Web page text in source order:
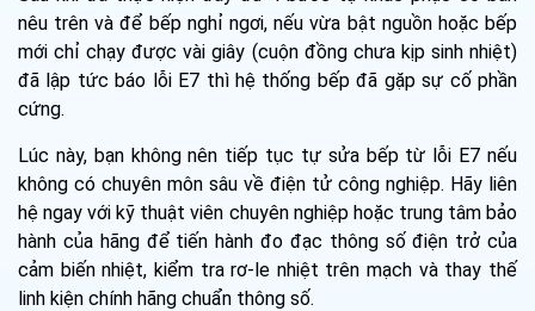
nêu trên và để bếp nghỉ ngơi, nếu vừa bật nguồn hoặc bếp
mới chỉ chạy được vài giây (cuộn đồng chưa kịp sinh nhiệt)
đã lập tức báo lỗi E7 thì hệ thống bếp đã gặp sự cố phần
cứng.
Lúc này, bạn không nên tiếp tục tự sửa bếp từ lỗi E7 nếu
không có chuyên môn sâu về điện tử công nghiệp. Hãy liên
hệ ngay với kỹ thuật viên chuyên nghiệp hoặc trung tâm bảo
hành của hãng để tiến hành đo đạc thông số điện trở của
cảm biến nhiệt, kiểm tra rơ-le nhiệt trên mạch và thay thế
linh kiện chính hãng chuẩn thông số.